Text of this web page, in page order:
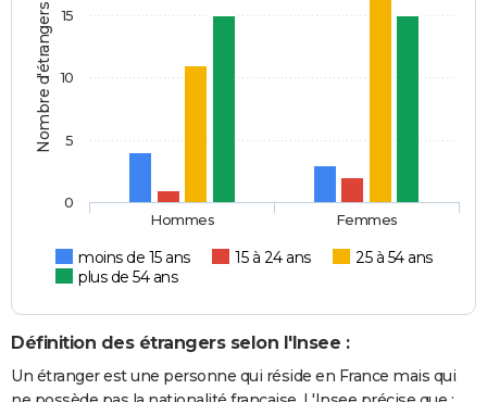
Nombre d'étrangers
moins de 15 ans 15 à 24 ans
25 à 54 ans
plus de 54 ans
Hommes Femmes
0
5
10
15
Définition des étrangers selon l'Insee :
Un étranger est une personne qui réside en France mais qui